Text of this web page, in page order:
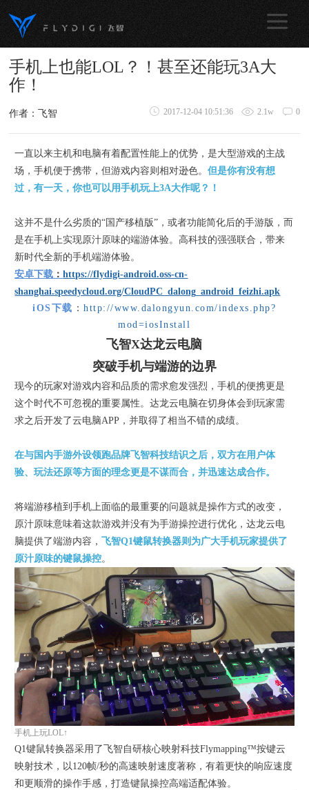
手机上也能LOL？！甚至还能玩3A大
作！
作者：飞智 2017-12-04 10:51:36 2.1w 0
一直以来主机和电脑有着配置性能上的优势，是大型游戏的主战
场，手机便于携带，但游戏内容则相对逊色。但是你有没有想
过，有一天，你也可以用手机玩上3A大作呢？！
这并不是什么劣质的“国产移植版”，或者功能简化后的手游版，而
是在手机上实现原汁原味的端游体验。高科技的强强联合，带来
新时代全新的手机端游体验。
安卓下载 ：https://flydigi-android.oss-cn-
shanghai.speedycloud.org/CloudPC_dalong_android_feizhi.apk
iOS下载 ：http://www.dalongyun.com/indexs.php?
mod=iosInstall
飞智X达龙云电脑
突破手机与端游的边界
现今的玩家对游戏内容和品质的需求愈发强烈，手机的便携更是
这个时代不可忽视的重要属性。达龙云电脑在切身体会到玩家需
求之后开发了云电脑APP，并取得了相当不错的成绩。
在与国内手游外设领跑品牌飞智科技结识之后，双方在用户体
验、玩法还原等方面的理念更是不谋而合，并迅速达成合作。
将端游移植到手机上面临的最重要的问题就是操作方式的改变，
原汁原味意味着这款游戏并没有为手游操控进行优化，达龙云电
脑提供了端游内容，
飞智Q1键鼠转换器则为广大手机玩家提供了
原汁原味的键鼠操控。
手机上玩LOL↑
Q1键鼠转换器采用了飞智自研核心映射科技Flymapping™按键云
映射技术，以120帧/秒的高速映射速度著称，有着更快的响应速度
和更顺滑的操作手感，打造键鼠操控高端适配体验。